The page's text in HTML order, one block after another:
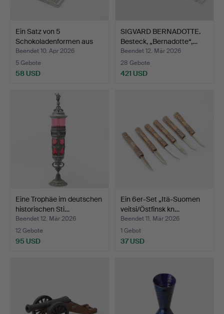
Ein Satz von 5
Schokoladenformen aus
weiße…
Beendet 10. Apr 2026
5 Gebote
58 USD
SIGVARD BERNADOTTE.
Besteck, „Bernadotte“,…
Beendet 12. Mär 2026
28 Gebote
421 USD
Eine Trophäe im deutschen
historischen Sti…
Beendet 12. Mär 2026
12 Gebote
95 USD
Ein 6er-Set „Itä-Suomen
veitsi/Östfinsk kn…
Beendet 11. Mär 2026
1 Gebot
37 USD